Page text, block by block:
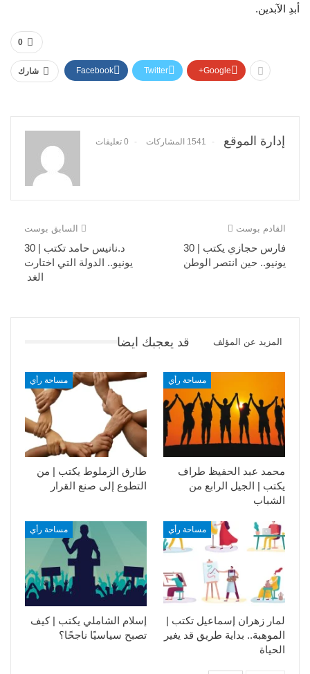
أبدِ الآبدين.
0
شارك Facebook Twitter Google+
إدارة الموقع 1541 المشاركات 0 تعليقات
السابق بوست
د.نانيس حامد تكتب | 30
يونيو.. الدولة التي اختارت
الغد
القادم بوست
فارس حجازي يكتب | 30
يونيو.. حين انتصر الوطن
قد يعجبك ايضا المزيد عن المؤلف
مساحة رأي
طارق الزملوط يكتب | من
التطوع إلى صنع القرار
مساحة رأي
محمد عبد الحفيظ طراف
يكتب | الجيل الرابع من
الشباب
مساحة رأي
إسلام الشاملي يكتب | كيف
تصبح سياسيًا ناجحًا؟
مساحة رأي
لمار زهران إسماعيل تكتب |
الموهبة.. بداية طريق قد يغير
الحياة